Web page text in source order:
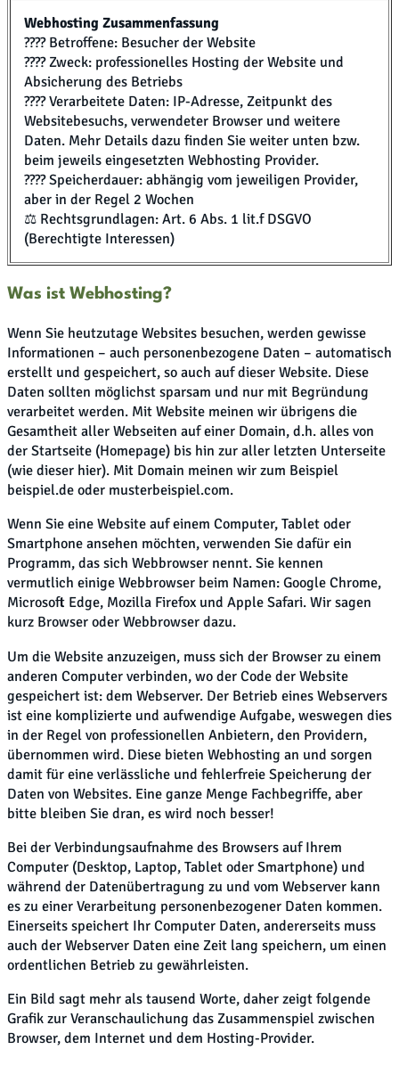
Webhosting Zusammenfassung
???? Betroffene: Besucher der Website
???? Zweck: professionelles Hosting der Website und
Absicherung des Betriebs
???? Verarbeitete Daten: IP-Adresse, Zeitpunkt des
Websitebesuchs, verwendeter Browser und weitere
Daten. Mehr Details dazu finden Sie weiter unten bzw.
beim jeweils eingesetzten Webhosting Provider.
???? Speicherdauer: abhängig vom jeweiligen Provider,
aber in der Regel 2 Wochen
⚖️ Rechtsgrundlagen: Art. 6 Abs. 1 lit.f DSGVO
(Berechtigte Interessen)
Was ist Webhosting?
Wenn Sie heutzutage Websites besuchen, werden gewisse
Informationen – auch personenbezogene Daten – automatisch
erstellt und gespeichert, so auch auf dieser Website. Diese
Daten sollten möglichst sparsam und nur mit Begründung
verarbeitet werden. Mit Website meinen wir übrigens die
Gesamtheit aller Webseiten auf einer Domain, d.h. alles von
der Startseite (Homepage) bis hin zur aller letzten Unterseite
(wie dieser hier). Mit Domain meinen wir zum Beispiel
beispiel.de oder musterbeispiel.com.
Wenn Sie eine Website auf einem Computer, Tablet oder
Smartphone ansehen möchten, verwenden Sie dafür ein
Programm, das sich Webbrowser nennt. Sie kennen
vermutlich einige Webbrowser beim Namen: Google Chrome,
Microsoft Edge, Mozilla Firefox und Apple Safari. Wir sagen
kurz Browser oder Webbrowser dazu.
Um die Website anzuzeigen, muss sich der Browser zu einem
anderen Computer verbinden, wo der Code der Website
gespeichert ist: dem Webserver. Der Betrieb eines Webservers
ist eine komplizierte und aufwendige Aufgabe, weswegen dies
in der Regel von professionellen Anbietern, den Providern,
übernommen wird. Diese bieten Webhosting an und sorgen
damit für eine verlässliche und fehlerfreie Speicherung der
Daten von Websites. Eine ganze Menge Fachbegriffe, aber
bitte bleiben Sie dran, es wird noch besser!
Bei der Verbindungsaufnahme des Browsers auf Ihrem
Computer (Desktop, Laptop, Tablet oder Smartphone) und
während der Datenübertragung zu und vom Webserver kann
es zu einer Verarbeitung personenbezogener Daten kommen.
Einerseits speichert Ihr Computer Daten, andererseits muss
auch der Webserver Daten eine Zeit lang speichern, um einen
ordentlichen Betrieb zu gewährleisten.
Ein Bild sagt mehr als tausend Worte, daher zeigt folgende
Grafik zur Veranschaulichung das Zusammenspiel zwischen
Browser, dem Internet und dem Hosting-Provider.